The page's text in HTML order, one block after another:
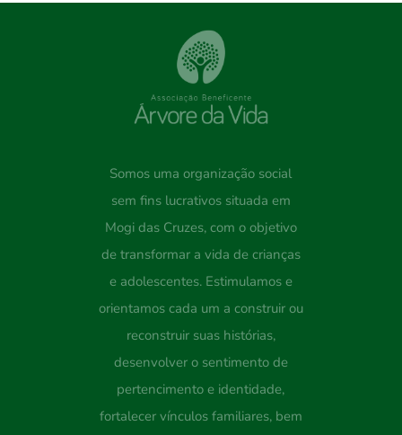
Somos uma organização social
sem fins lucrativos situada em
Mogi das Cruzes, com o objetivo
de transformar a vida de crianças
e adolescentes. Estimulamos e
orientamos cada um a construir ou
reconstruir suas histórias,
desenvolver o sentimento de
pertencimento e identidade,
fortalecer vínculos familiares, bem